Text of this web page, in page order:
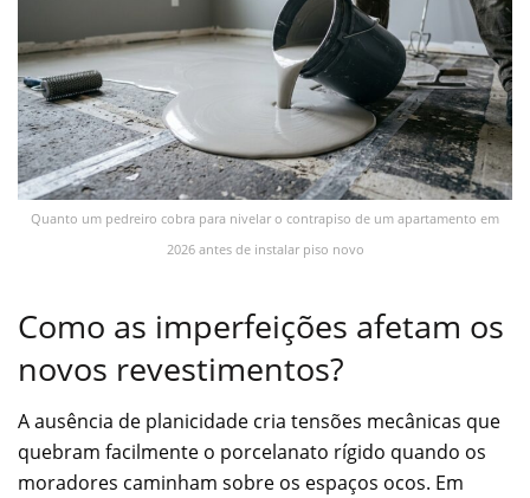
Quanto um pedreiro cobra para nivelar o contrapiso de um apartamento em
2026 antes de instalar piso novo
Como as imperfeições afetam os
novos revestimentos?
A ausência de planicidade cria tensões mecânicas que
quebram facilmente o porcelanato rígido quando os
moradores caminham sobre os espaços ocos. Em